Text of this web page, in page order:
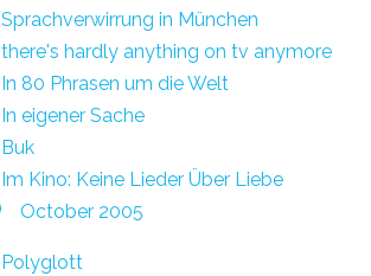
Sprachverwirrung in München
there's hardly anything on tv anymore
In 80 Phrasen um die Welt
In eigener Sache
Buk
Im Kino: Keine Lieder Über Liebe
October 2005
Polyglott